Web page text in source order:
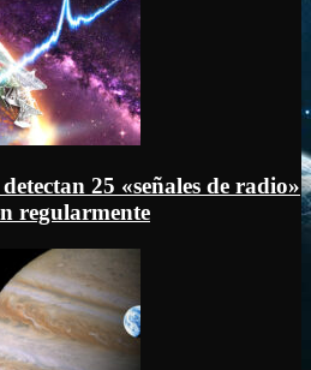
25 «señales de radio»
regularmente